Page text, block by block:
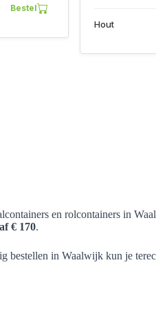
Bestel
Hout
en rolcontainers in
€ 170.
bestellen in Waalwijk kun je